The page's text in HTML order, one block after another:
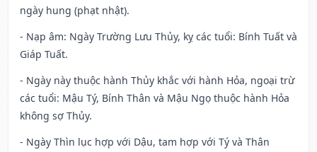
ngày hung (phạt nhật).
- Nạp âm: Ngày Trường Lưu Thủy, kỵ các tuổi: Bính Tuất và
Giáp Tuất.
- Ngày này thuộc hành Thủy khắc với hành Hỏa, ngoại trừ
các tuổi: Mậu Tý, Bính Thân và Mậu Ngọ thuộc hành Hỏa
không sợ Thủy.
- Ngày Thìn lục hợp với Dậu, tam hợp với Tý và Thân